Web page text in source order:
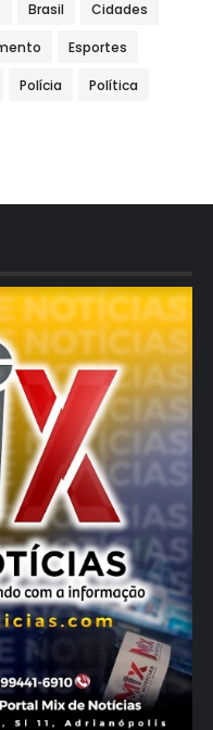
Brasil Cidades
Esportes
Polícia Política